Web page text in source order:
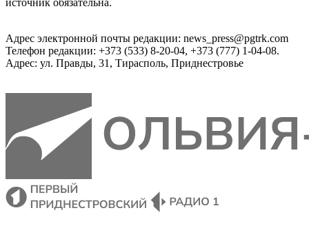
источник обязательна.
Адрес электронной почты редакции: news_press@pgtrk.com
Телефон редакции: +373 (533) 8-20-04, +373 (777) 1-04-08.
Адрес: ул. Правды, 31, Тирасполь, Приднестровье